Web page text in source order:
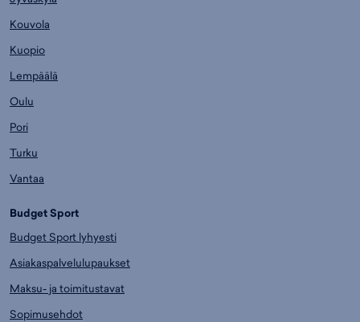
Kouvola
Kuopio
Lempäälä
Oulu
Pori
Turku
Vantaa
Budget Sport
Budget Sport lyhyesti
Asiakaspalvelulupaukset
Maksu- ja toimitustavat
Sopimusehdot